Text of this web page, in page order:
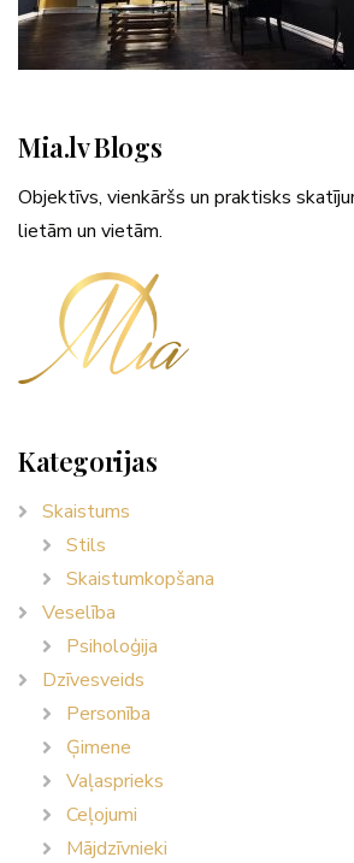
Mia.lv Blogs
Objektīvs, vienkāršs un praktisks
lietām un vietām.
Kategorijas
Skaistums
Stils
Skaistumkopšana
Veselība
Psiholoģija
Dzīvesveids
Personība
Ģimene
Vaļasprieks
Ceļojumi
Mājdzīvnieki